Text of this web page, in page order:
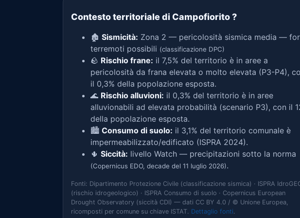
Contesto territoriale di Campofiorito?
🏚️ Sismicità: Zona 2 — pericolosità sismica media —
terremoti possibili (classificazione DPC)
🪨 Rischio frane: il 7,5% del territorio è in aree a
pericolosità da frana elevata o molto elevata (P3-P4),
il 0,3% della popolazione esposta.
🌊 Rischio alluvioni: il 0,3% del territorio è in aree
alluvionabili ad elevata probabilità (scenario P3), con il
della popolazione esposta.
🏙️ Consumo di suolo: il 3,1% del territorio comunale è
impermeabilizzato/edificato (ISPRA 2024).
🌵 Siccità: livello Watch — precipitazioni sotto la norma
(Copernicus EDO, decade del 11 luglio 2026).
Fonti: Dipartimento Protezione Civile (classificazione sismica) · ISPRA
(rischio idrogeologico) · ISPRA Consumo di suolo · Copernicus European
Drought Observatory (siccità CDI) — dati CC BY 4.0 / © Unione Europea,
ricomposti per comune su chiave ISTAT. Dettaglio fonti.